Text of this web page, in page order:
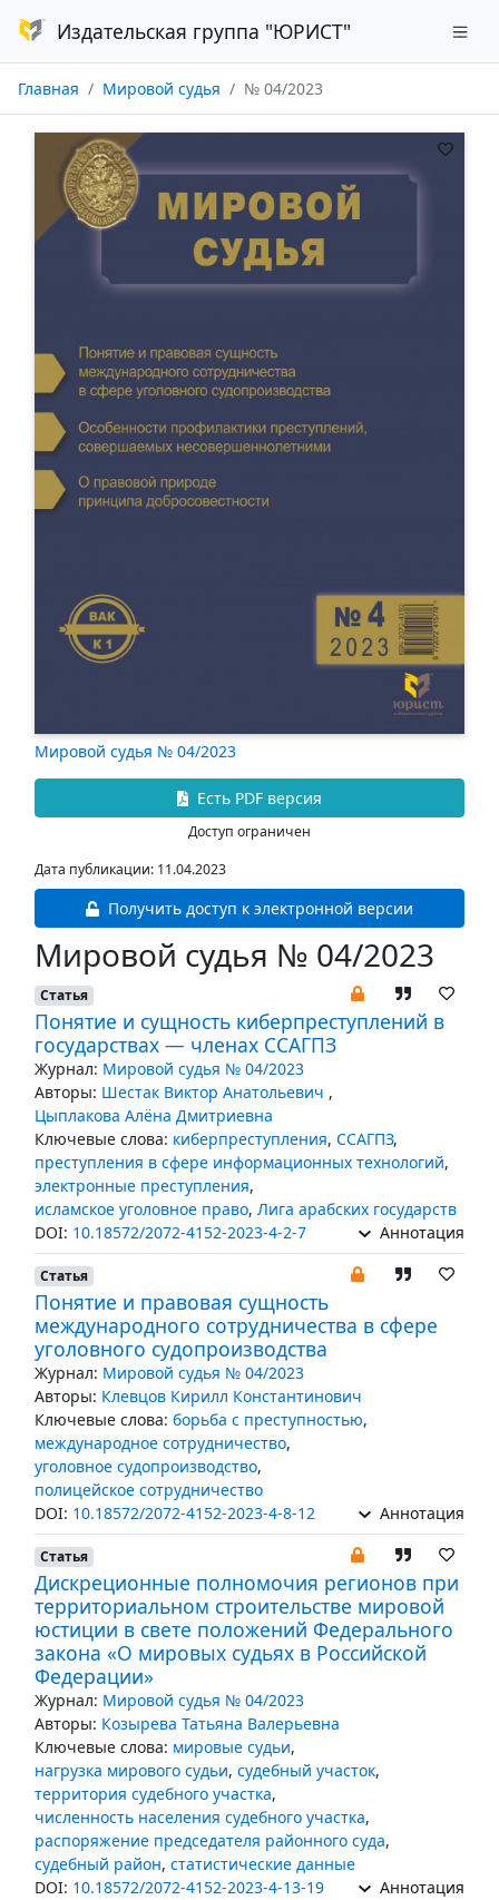
Издательская группа "ЮРИСТ"
Главная Мировой судья № 04/2023
Мировой судья № 04/2023
Есть PDF версия
Доступ ограничен
Дата публикации: 11.04.2023
Получить доступ к электронной версии
Мировой судья № 04/2023
Статья
Понятие и сущность киберпреступлений в
государствах — членах ССАГПЗ
Журнал: Мировой судья № 04/2023
Авторы: Шестак Виктор Анатольевич ,
Цыплакова Алёна Дмитриевна
Ключевые слова: киберпреступления, ССАГПЗ,
преступления в сфере информационных технологий,
электронные преступления,
исламское уголовное право, Лига арабских государств
DOI: 10.18572/2072-4152-2023-4-2-7 Аннотация
Статья
Понятие и правовая сущность
международного сотрудничества в сфере
уголовного судопроизводства
Журнал: Мировой судья № 04/2023
Авторы: Клевцов Кирилл Константинович
Ключевые слова: борьба с преступностью,
международное сотрудничество,
уголовное судопроизводство,
полицейское сотрудничество
DOI: 10.18572/2072-4152-2023-4-8-12 Аннотация
Статья
Дискреционные полномочия регионов при
территориальном строительстве мировой
юстиции в свете положений Федерального
закона «О мировых судьях в Российской
Федерации»
Журнал: Мировой судья № 04/2023
Авторы: Козырева Татьяна Валерьевна
Ключевые слова: мировые судьи,
нагрузка мирового судьи, судебный участок,
территория судебного участка,
численность населения судебного участка,
распоряжение председателя районного суда,
судебный район, статистические данные
DOI: 10.18572/2072-4152-2023-4-13-19 Аннотация